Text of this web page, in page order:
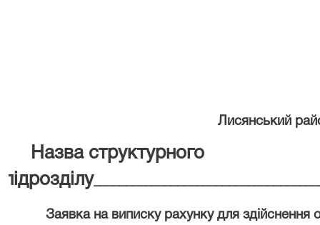
Лисянський
Назва структурного
підрозділу
Заявка на виписку рахунку для здійснення